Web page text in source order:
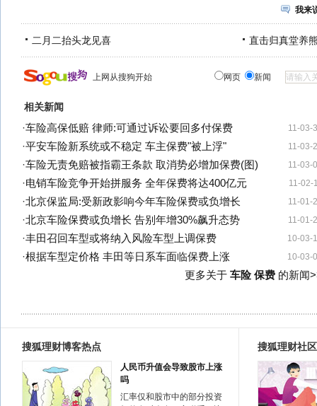
我来
二月二抬头龙见喜 直击归真堂养
上网从搜狗开始 网页 新闻
相关新闻
11-03-
·车险高保低赔 律师:可通过诉讼要回多付保费
11-03-
·平安车险新系统或不稳定 车主保费"被上浮"
11-03-
·车险无责免赔被指霸王条款 取消势必增加保费(图)
11-02-
·电销车险竞争开始拼服务 全年保费将达400亿元
11-01-
·北京保监局:受新政影响今年车险保费或负增长
11-01-
·北京车险保费或负增长 告别年增30%飙升态势
10-03-
·丰田召回车型或将纳入风险车型上调保费
10-03-
·根据车型定价格 丰田等日系车面临保费上涨
更多关于 车险 保费的新闻
搜狐理财博客热点
人民币升值会导致股市上涨
吗
汇率仅和股市中的部分投资
搜狐理财社